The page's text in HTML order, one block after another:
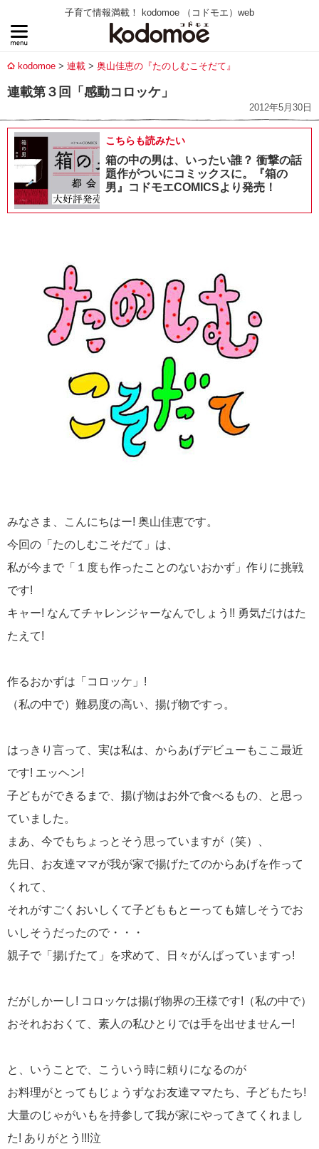
子育て情報満載！ kodomoe （コドモエ）web
kodomoe 連載 奥山佳恵の『たのしむこそだて』
連載第３回「感動コロッケ」
2012年5月30日
こちらも読みたい
箱の中の男は、いったい誰？ 衝撃の話
題作がついにコミックスに。『箱の
男』コドモエCOMICSより発売！
みなさま、こんにちはー! 奥山佳恵です。
今回の「たのしむこそだて」は、
私が今まで「１度も作ったことのないおかず」作りに挑戦
です!
キャー! なんてチャレンジャーなんでしょう!! 勇気だけはた
たえて!
作るおかずは「コロッケ」!
（私の中で）難易度の高い、揚げ物ですっ。
はっきり言って、実は私は、からあげデビューもここ最近
です! エッヘン!
子どもができるまで、揚げ物はお外で食べるもの、と思っ
ていました。
まあ、今でもちょっとそう思っていますが（笑）、
先日、お友達ママが我が家で揚げたてのからあげを作って
くれて、
それがすごくおいしくて子どももとーっても嬉しそうでお
いしそうだったので・・・
親子で「揚げたて」を求めて、日々がんばっていますっ!
だがしかーし! コロッケは揚げ物界の王様です!（私の中で）
おそれおおくて、素人の私ひとりでは手を出せませんー!
と、いうことで、こういう時に頼りになるのが
お料理がとってもじょうずなお友達ママたち、子どもたち!
大量のじゃがいもを持参して我が家にやってきてくれまし
た! ありがとう!!!泣